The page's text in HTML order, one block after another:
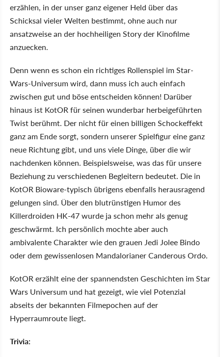
erzählen, in der unser ganz eigener Held über das
Schicksal vieler Welten bestimmt, ohne auch nur
ansatzweise an der hochheiligen Story der Kinofilme
anzuecken.
Denn wenn es schon ein richtiges Rollenspiel im Star-
Wars-Universum wird, dann muss ich auch einfach
zwischen gut und böse entscheiden können! Darüber
hinaus ist KotOR für seinen wunderbar herbeigeführten
Twist berühmt. Der nicht für einen billigen Schockeffekt
ganz am Ende sorgt, sondern unserer Spielfigur eine ganz
neue Richtung gibt, und uns viele Dinge, über die wir
nachdenken können. Beispielsweise, was das für unsere
Beziehung zu verschiedenen Begleitern bedeutet. Die in
KotOR Bioware-typisch übrigens ebenfalls herausragend
gelungen sind. Über den blutrünstigen Humor des
Killerdroiden HK-47 wurde ja schon mehr als genug
geschwärmt. Ich persönlich mochte aber auch
ambivalente Charakter wie den grauen Jedi Jolee Bindo
oder dem gewissenlosen Mandalorianer Canderous Ordo.
KotOR erzählt eine der spannendsten Geschichten im Star
Wars Universum und hat gezeigt, wie viel Potenzial
abseits der bekannten Filmepochen auf der
Hyperraumroute liegt.
Trivia: